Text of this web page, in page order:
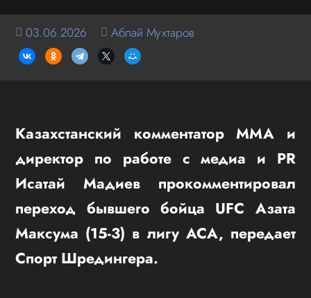
03.06.2026 Аблай Мухтаров
Казахстанский комментатор ММА и
директор по работе с медиа и PR
Исатай Мадиев прокомментировал
переход бывшего бойца UFC Азата
Максума (15-3) в лигу ACA, передает
Спорт Шредингера.